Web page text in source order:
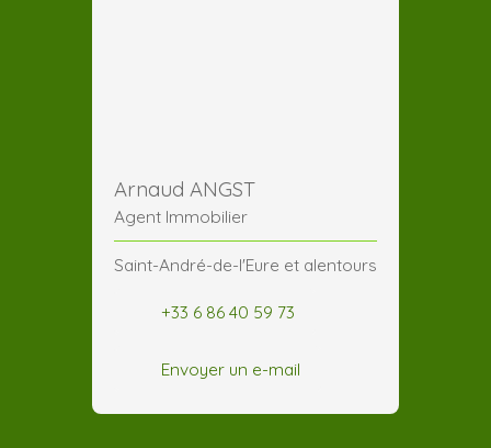
Arnaud ANGST
Agent Immobilier
Saint-André-de-l'Eure et alentours
+33 6 86 40 59 73
Envoyer un e-mail